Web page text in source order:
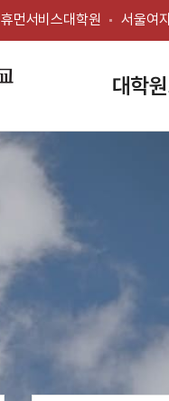
휴먼서비스대학원 서울여
대학